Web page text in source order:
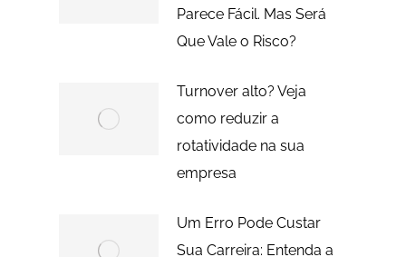
Parece Fácil. Mas Será
Que Vale o Risco?
Turnover alto? Veja
como reduzir a
rotatividade na sua
empresa
Um Erro Pode Custar
Sua Carreira: Entenda a